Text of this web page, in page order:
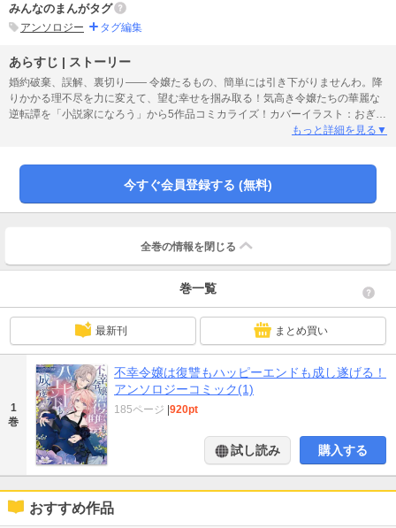
みんなのまんがタグ
アンソロジー タグ編集
あらすじ | ストーリー
婚約破棄、誤解、裏切り―― 令嬢たるもの、簡単には引き下がりませんわ。降
りかかる理不尽を力に変えて、望む幸せを掴み取る！気高き令嬢たちの華麗な
逆転譚を「小説家になろう」から5作品コミカライズ！カバーイラスト：おぎし
ろ01 わたくしが聖杯と呼ばれる意味漫画：まぶた単 原作：戸倉儚02 婚約者が
空 原作：えんどう豆04 王太子とゆかいな影たち漫画：街こまち 原作：睦月マ
メ子05 見捨てられた令嬢は二度婚約する漫画：北川あじゅ 原作：瀬嵐しるん
もっと詳細を見る▼
今すぐ会員登録する (無料)
全巻の情報を 閉じる
巻一覧
最新刊 まとめ買い
1
巻
不幸令嬢は復讐もハッピーエンドも成し遂げる！
アンソロジーコミック(1)
185ページ |920pt
試し読み 購入する
おすすめ作品